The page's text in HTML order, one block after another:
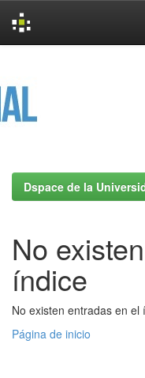
Dspace de la
No
índice
No existen entradas en el
Página de inicio